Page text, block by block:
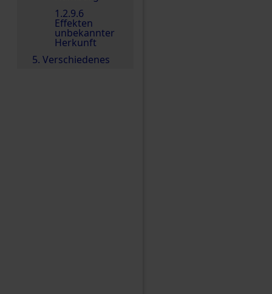
1.2.9.6
Effekten
unbekannter
Herkunft
5. Verschiedenes